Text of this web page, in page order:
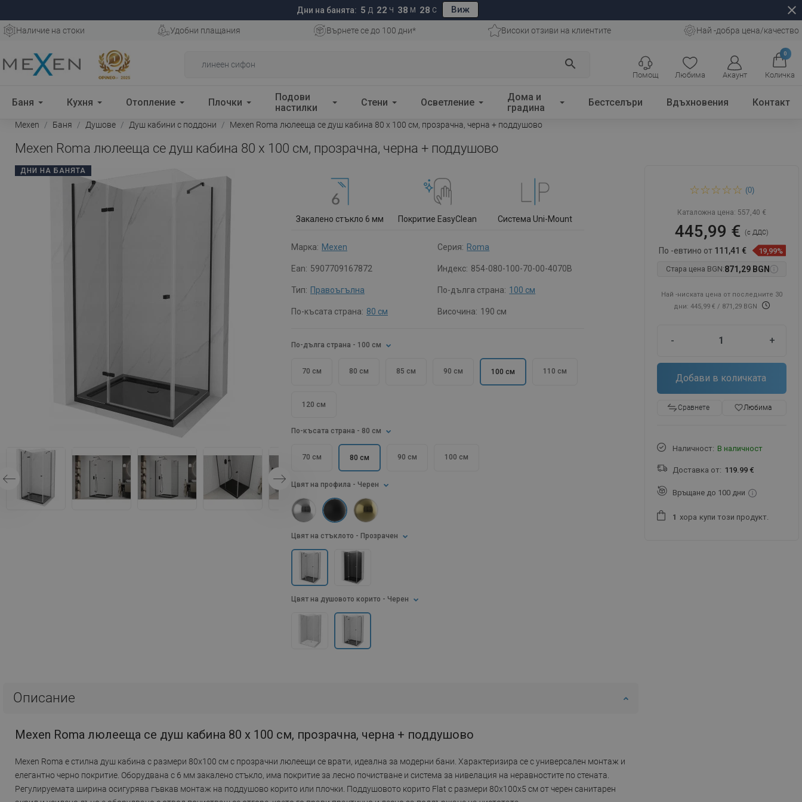
Дни на банята: 5 Д 22 Ч 38 М 27 С Виж close
Наличие на стоки Удобни плащания Върнете се до 100 дни* Високи отзиви на клиентите Най -добра цена/качество
search
Любима Акаунт
0
Количка
Помощ
Баня Кухня Отопление Плочки
Подови
настилки
Стени Осветление
Дома и
градина
Бестселъри Вдъхновения Контакт
Mexen Баня Душове Душ кабини с поддони Mexen Roma люлееща се душ кабина 80 x 100 см, прозрачна, черна + поддушово
Mexen Roma люлееща се душ кабина 80 x 100 см, прозрачна, черна + поддушово
ДНИ НА БАНЯТА
Закалено стъкло 6 мм Покритие EasyClean Система Uni-Mount
Марка: Mexen Серия: Roma
Ean: 5907709167872 Индекс: 854-080-100-70-00-4070B
Тип: Правоъгълна По-дълга страна: 100 см
По-късата страна: 80 см Височина: 190 см
По-дълга страна - 100 см
70 см 80 см 85 см 90 см 100 см 110 см
120 см
По-късата страна - 80 см
70 см 80 см 90 см 100 см
Цвят на стъклото - Прозрачен
Цвят на профила - Черен
Цвят на душовото корито - Черен
Описание
Mexen Roma люлееща се душ кабина 80 x 100 см, прозрачна, черна + поддушово
Mexen Roma е стилна душ кабина с размери 80x100 см с прозрачни люлеещи се врати, идеална за модерни бани. Характеризира се с универсален монтаж и
елегантно черно покритие. Оборудвана с 6 мм закалено стъкло, има покритие за лесно почистване и система за нивелация на неравностите по стената.
Регулируемата ширина осигурява гъвкав монтаж на поддушово корито или плочки. Поддушовото корито Flat с размери 80x100x5 см от черен санитарен
душ кабина 80 x 100 см,
(0)
Каталожна цена: 557,40 €
445,99 €(с ДДС)
По -евтино от 111,41 €
19,99%
Стара цена BGN:871,29 BGN
Най -ниската цена от последните 30
дни: 445,99 €/ 871,29 BGN
- +
Добави в количката
Сравнете favorite_borderЛюбима
Наличност: В наличност
Доставка от: 119.99 €
Връщане до 100 дни
1 хора купи този продукт.